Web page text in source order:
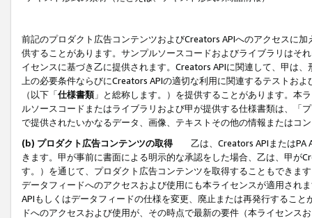
前記のプロダクト広告コンテンツおよびCreators APIへのアクセスに
供することがあります。サンプルソースコードおよびライブラリはそ
イセンスに基づき乙に提供されます。Creators APIに関連して、甲は
上の必要条件ならびにCreators APIの適切な利用に関連するテストお
（以下「仕様書類」と総称します。）を提供することがあります。本
ルソースコードまたはライブラリおよび甲が提供する仕様書類は、「
で提供されたいかなるデータ、画像、テキストその他の情報またはコ
(b) プロダクト広告コンテンツの取得
乙は、Creators APIまたはPA
きます。甲が事前に書面による明示的な承認をした場合、乙は、甲が
す。）を通じて、プロダクト広告コンテンツを取得することもできま
データフィードへのアクセスおよび使用にも本ライセンスが適用され
APIもしくはデータフィードの仕様を変更、廃止または再発行するこ
ドへのアクセスおよび使用が、その時点で最新の要件（本ライセン